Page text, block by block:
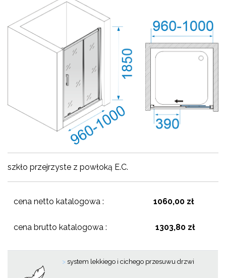
szkło przejrzyste z powłoką E.C.
cena netto katalogowa : 1060,00 zł
cena brutto katalogowa : 1303,80 zł
>system lekkiego i cichego przesuwu drzwi